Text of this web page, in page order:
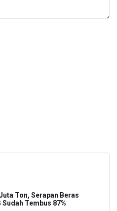
Ton, Serapan Beras
Sudah Tembus 87%